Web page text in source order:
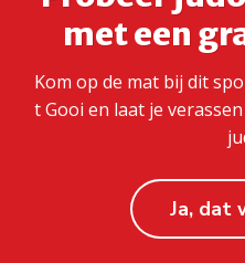
met een
Kom op de mat bij dit
t Gooi en laat je
Ja, dat